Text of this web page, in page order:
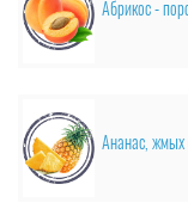
Абрикос -
Ананас, жмых